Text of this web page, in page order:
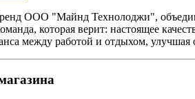
ООО "Майнд Технолоджи",
которая верит: настоящее
между работой и отдыхом,